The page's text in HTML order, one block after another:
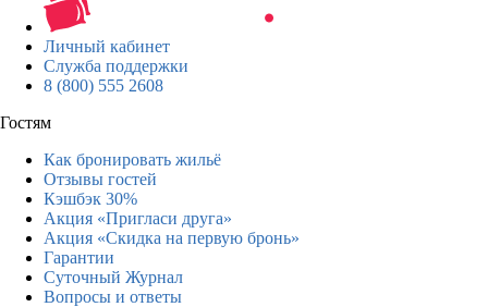
Личный кабинет
Служба поддержки
8 (800) 555 2608
Гостям
Как бронировать жильё
Отзывы гостей
Кэшбэк 30%
Акция «Пригласи друга»
Акция «Скидка на первую бронь»
Гарантии
Суточный Журнал
Вопросы и ответы